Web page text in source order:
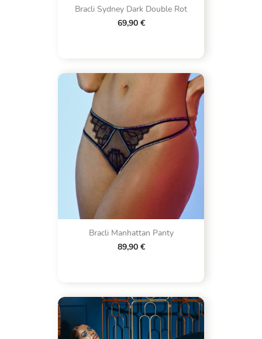
Bracli Sydney Dark Double Rot
69,90 €
Bracli Manhattan Panty
89,90 €